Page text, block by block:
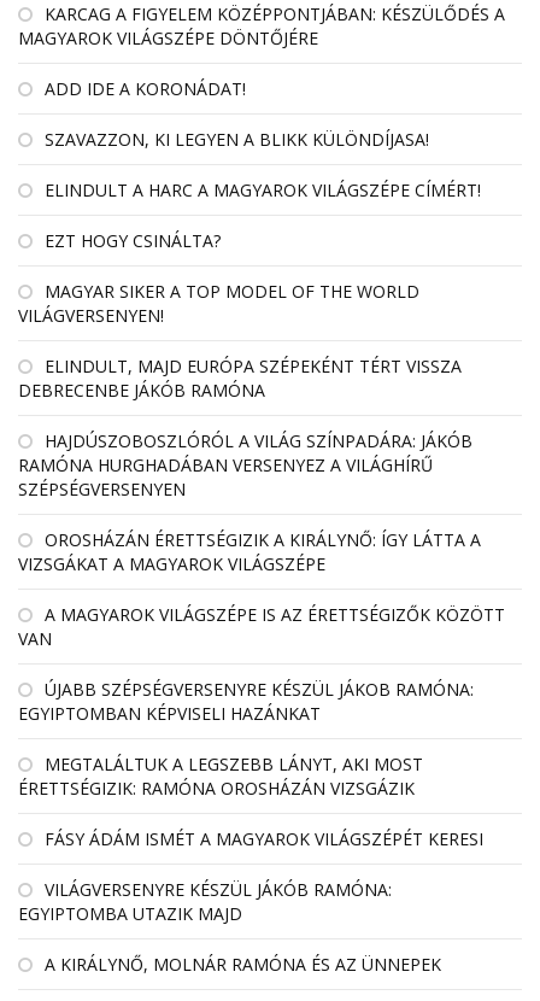
KARCAG A FIGYELEM KÖZÉPPONTJÁBAN: KÉSZÜLŐDÉS A
MAGYAROK VILÁGSZÉPE DÖNTŐJÉRE
ADD IDE A KORONÁDAT!
SZAVAZZON, KI LEGYEN A BLIKK KÜLÖNDÍJASA!
ELINDULT A HARC A MAGYAROK VILÁGSZÉPE CÍMÉRT!
EZT HOGY CSINÁLTA?
MAGYAR SIKER A TOP MODEL OF THE WORLD
VILÁGVERSENYEN!
ELINDULT, MAJD EURÓPA SZÉPEKÉNT TÉRT VISSZA
DEBRECENBE JÁKÓB RAMÓNA
HAJDÚSZOBOSZLÓRÓL A VILÁG SZÍNPADÁRA: JÁKÓB
RAMÓNA HURGHADÁBAN VERSENYEZ A VILÁGHÍRŰ
SZÉPSÉGVERSENYEN
OROSHÁZÁN ÉRETTSÉGIZIK A KIRÁLYNŐ: ÍGY LÁTTA A
VIZSGÁKAT A MAGYAROK VILÁGSZÉPE
A MAGYAROK VILÁGSZÉPE IS AZ ÉRETTSÉGIZŐK KÖZÖTT
VAN
ÚJABB SZÉPSÉGVERSENYRE KÉSZÜL JÁKOB RAMÓNA:
EGYIPTOMBAN KÉPVISELI HAZÁNKAT
MEGTALÁLTUK A LEGSZEBB LÁNYT, AKI MOST
ÉRETTSÉGIZIK: RAMÓNA OROSHÁZÁN VIZSGÁZIK
FÁSY ÁDÁM ISMÉT A MAGYAROK VILÁGSZÉPÉT KERESI
VILÁGVERSENYRE KÉSZÜL JÁKÓB RAMÓNA:
EGYIPTOMBA UTAZIK MAJD
A KIRÁLYNŐ, MOLNÁR RAMÓNA ÉS AZ ÜNNEPEK